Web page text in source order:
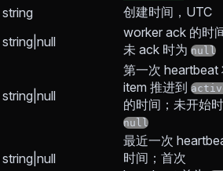
string 创建时间，UTC
string|null
worker ack 的时
未 ack 时为 null
string|null
第一次 heartbeat
item 推进到
的时间；未开始
null
string|null
最近一次
时间；首次